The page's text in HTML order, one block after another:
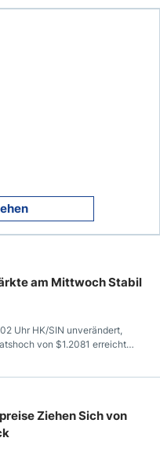
am Mittwoch Stabil
Uhr HK/SIN unverändert,
von $1.2081 erreicht
Ziehen Sich von